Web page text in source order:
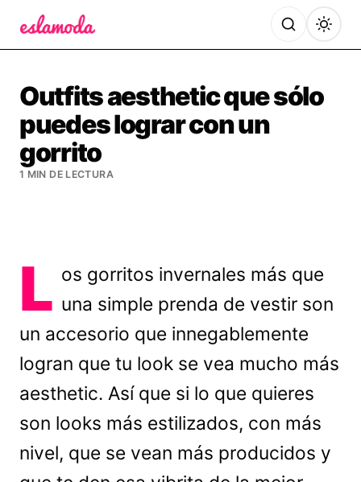
Outfits aesthetic que sólo
puedes lograr con un
gorrito
1 MIN DE LECTURA
L os gorritos invernales más que
una simple prenda de vestir son
un accesorio que innegablemente
logran que tu look se vea mucho más
aesthetic. Así que si lo que quieres
son looks más estilizados, con más
nivel, que se vean más producidos y